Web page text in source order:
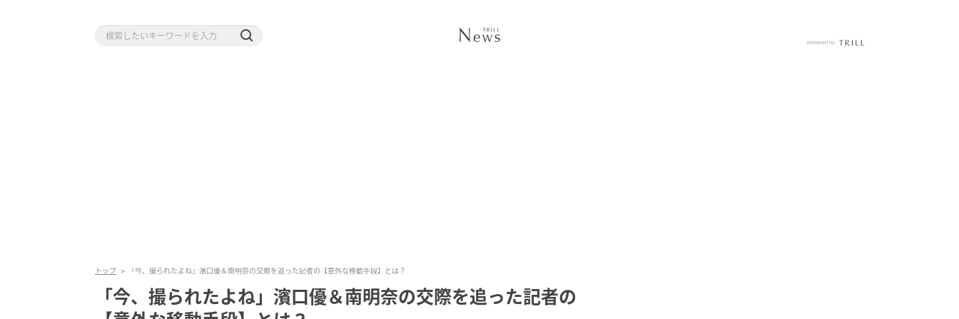
トップ 「今、撮られたよね」濱口優＆南明奈の交際を追った記者の【意外な移動手段】とは？
「今、撮られたよね」濱口優＆南明奈の交際を追った記者の